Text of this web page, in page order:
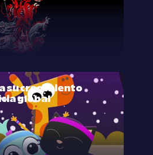
su crecimiento
global